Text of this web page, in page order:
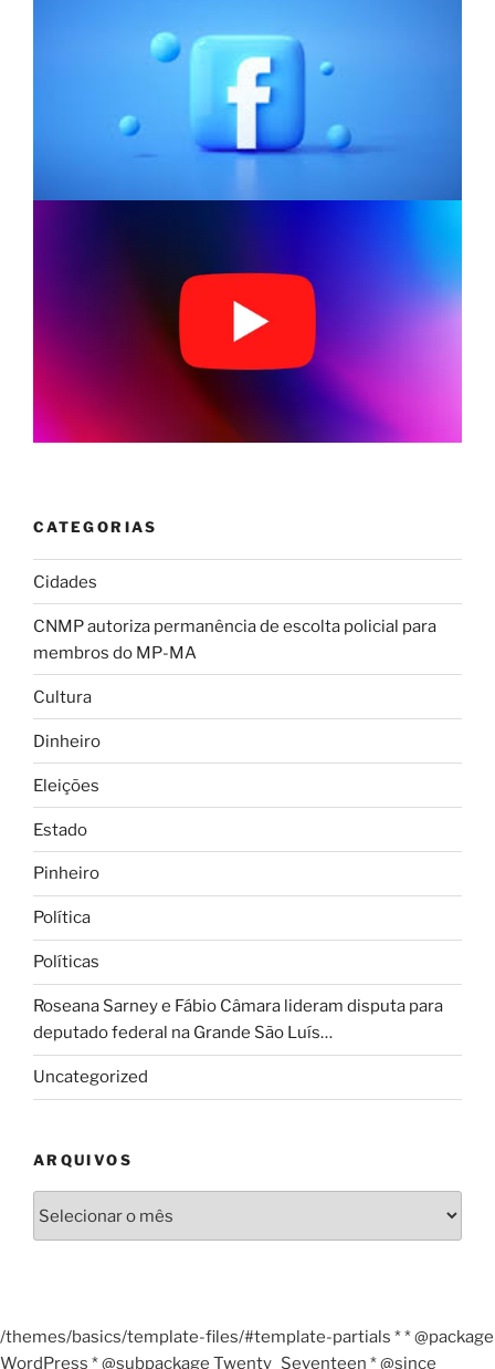
CATEGORIAS
Cidades
CNMP autoriza permanência de escolta policial para
membros do MP-MA
Cultura
Dinheiro
Eleições
Estado
Pinheiro
Política
Políticas
Roseana Sarney e Fábio Câmara lideram disputa para
deputado federal na Grande São Luís…
Uncategorized
ARQUIVOS
/themes/basics/template-files/#template-partials * * @package
WordPress * @subpackage Twenty_Seventeen * @since